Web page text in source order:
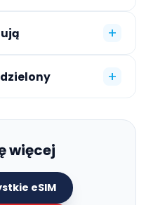
+
+
więcej
eSIM